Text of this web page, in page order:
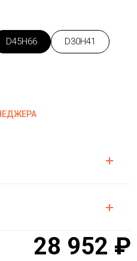
D45H66 D30H41
28 952 ₽